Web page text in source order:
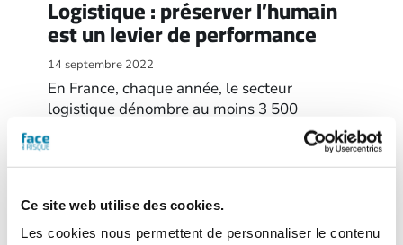
Ce site web utilise des cookies.
Les cookies nous permettent de personnaliser le contenu
Logistique : préserver l’humain
est un levier de performance
14 septembre 2022
En France, chaque année, le secteur
logistique dénombre au moins 3 500
accidents de travail. Avec la croissance du e-
commerce, accélérée par la pandémie, les
besoins logistiques vont d’autant plus
du risque 0…